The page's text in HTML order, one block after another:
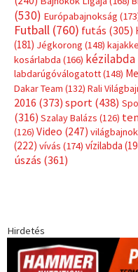
Címkék
(181)Jégkorong(148)
kosárlabda(166)kézilabda
labdarúgóválogatott
(148)